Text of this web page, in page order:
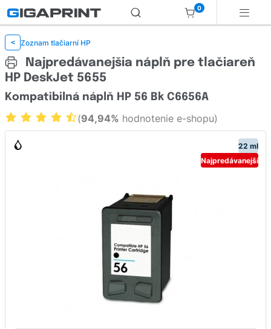
0
< Zoznam tlačiarní HP
Najpredávanejšia náplň pre tlačiareň
HP DeskJet 5655
22 ml
Najpredávanejší
Kompatibilná náplň HP 56 Bk C6656A
(94,94% hodnotenie e-shopu)